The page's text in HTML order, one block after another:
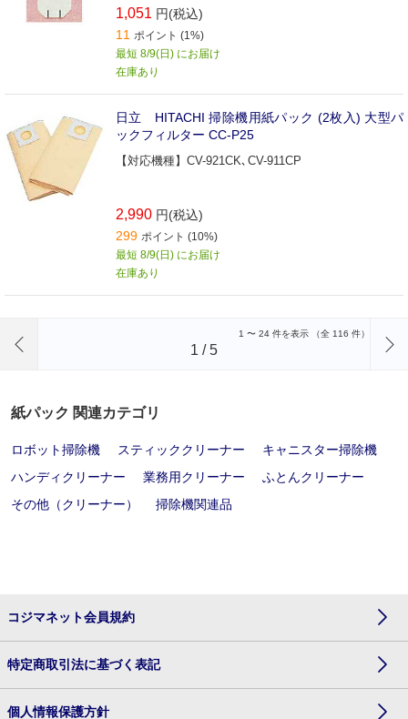
1,051 円(税込)
11 ポイント (1%)
最短 8/9(日) にお届け
在庫あり
日立 HITACHI 掃除機用紙パック (2枚入) 大型パ
ックフィルター CC-P25
【対応機種】CV-921CK､CV-911CP
2,990 円(税込)
299 ポイント (10%)
最短 8/9(日) にお届け
在庫あり
1 〜 24 件を表示 （全 116 件）
1 /5
紙パック 関連カテゴリ
ロボット掃除機 スティッククリーナー
キャニスター掃除機
ハンディクリーナー
業務用クリーナー
ふとんクリーナー
その他（クリーナー）
掃除機関連品
コジマネット会員規約
特定商取引法に基づく表記
個人情報保護方針